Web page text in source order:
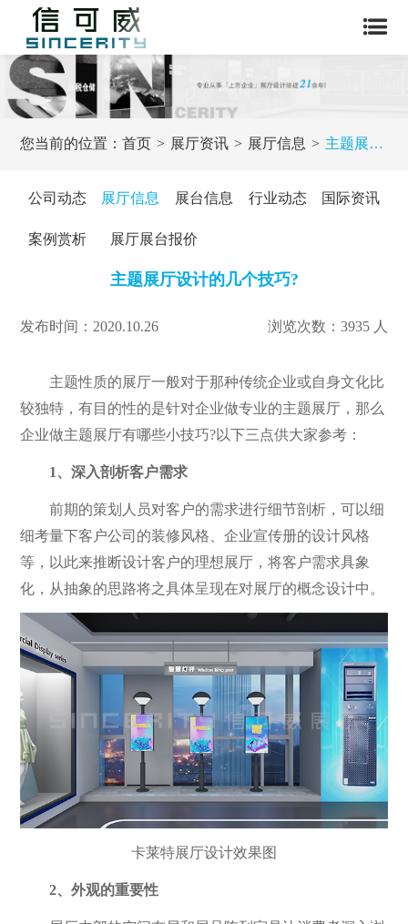
您当前的位置：首页 展厅资讯 展厅信息 主题展厅设计的几个技巧?
公司动态 展厅信息 展台信息 行业动态 国际资讯
案例赏析 展厅展台报价
主题展厅设计的几个技巧?
发布时间：2020.10.26 浏览次数：3935 人
主题性质的展厅一般对于那种传统企业或自身文化比
较独特，有目的性的是针对企业做专业的主题展厅，那么
企业做主题展厅有哪些小技巧?以下三点供大家参考：
1、深入剖析客户需求
前期的策划人员对客户的需求进行细节剖析，可以细
细考量下客户公司的装修风格、企业宣传册的设计风格
等，以此来推断设计客户的理想展厅，将客户需求具象
化，从抽象的思路将之具体呈现在对展厅的概念设计中。
卡莱特展厅设计效果图
2、外观的重要性